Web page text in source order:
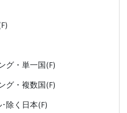
グ・単一国(F)
グ・複数国(F)
除く日本(F)